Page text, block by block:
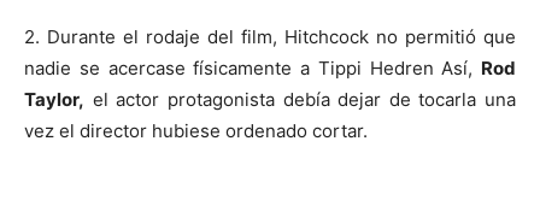
2. Durante el rodaje del film, Hitchcock no permitió que
nadie se acercase físicamente a Tippi Hedren Así, Rod
Taylor, el actor protagonista debía dejar de tocarla una
vez el director hubiese ordenado cortar.